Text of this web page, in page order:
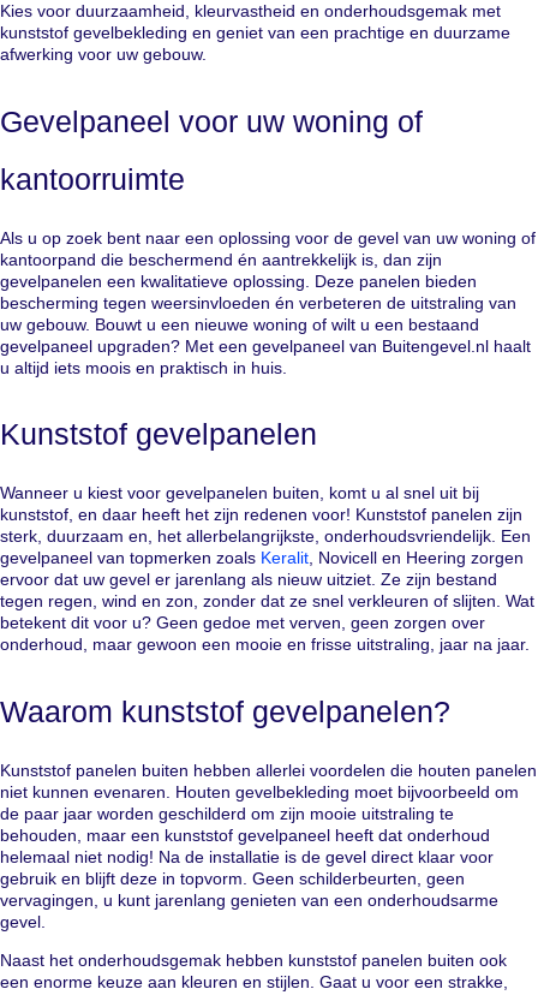
Kies voor duurzaamheid, kleurvastheid en onderhoudsgemak met
kunststof gevelbekleding en geniet van een prachtige en duurzame
afwerking voor uw gebouw.
Gevelpaneel voor uw woning of
kantoorruimte
Als u op zoek bent naar een oplossing voor de gevel van uw woning of
kantoorpand die beschermend én aantrekkelijk is, dan zijn
gevelpanelen een kwalitatieve oplossing. Deze panelen bieden
bescherming tegen weersinvloeden én verbeteren de uitstraling van
uw gebouw. Bouwt u een nieuwe woning of wilt u een bestaand
gevelpaneel upgraden? Met een gevelpaneel van Buitengevel.nl haalt
u altijd iets moois en praktisch in huis.
Kunststof gevelpanelen
Wanneer u kiest voor gevelpanelen buiten, komt u al snel uit bij
kunststof, en daar heeft het zijn redenen voor! Kunststof panelen zijn
sterk, duurzaam en, het allerbelangrijkste, onderhoudsvriendelijk. Een
gevelpaneel van topmerken zoals Keralit, Novicell en Heering zorgen
ervoor dat uw gevel er jarenlang als nieuw uitziet. Ze zijn bestand
tegen regen, wind en zon, zonder dat ze snel verkleuren of slijten. Wat
betekent dit voor u? Geen gedoe met verven, geen zorgen over
onderhoud, maar gewoon een mooie en frisse uitstraling, jaar na jaar.
Waarom kunststof gevelpanelen?
Kunststof panelen buiten hebben allerlei voordelen die houten panelen
niet kunnen evenaren. Houten gevelbekleding moet bijvoorbeeld om
de paar jaar worden geschilderd om zijn mooie uitstraling te
behouden, maar een kunststof gevelpaneel heeft dat onderhoud
helemaal niet nodig! Na de installatie is de gevel direct klaar voor
gebruik en blijft deze in topvorm. Geen schilderbeurten, geen
vervagingen, u kunt jarenlang genieten van een onderhoudsarme
gevel.
Naast het onderhoudsgemak hebben kunststof panelen buiten ook
een enorme keuze aan kleuren en stijlen. Gaat u voor een strakke,